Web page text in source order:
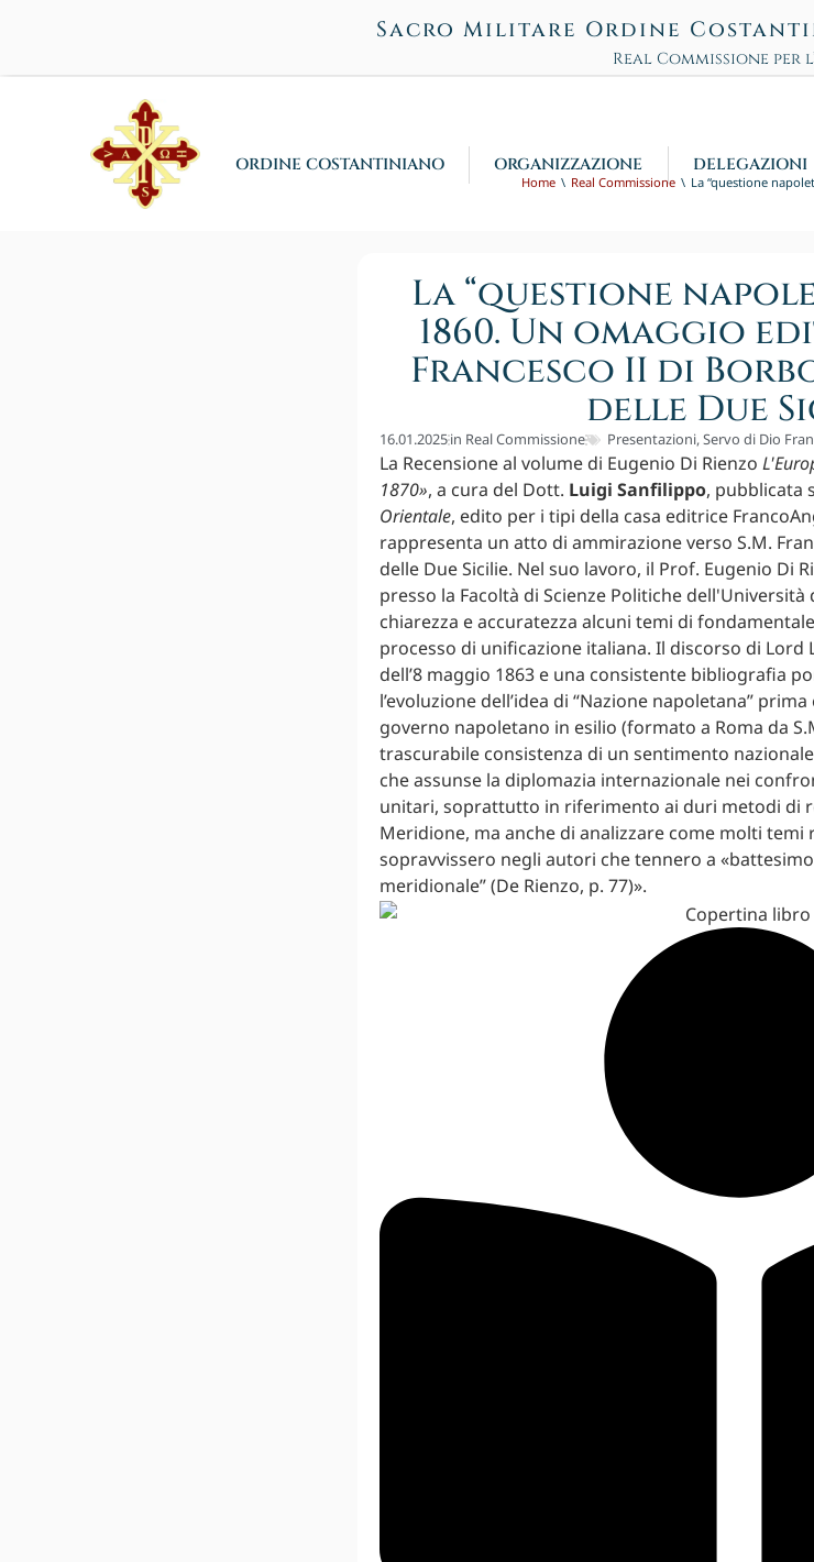
Sacro Militare Ordine
Real Commissione per
ORDINE COSTANTINIANO ORGANIZZAZIONE DELEGAZIONI
Home Real Commissione La “questione
La “questione
1860. Un omaggio
Francesco II di
delle Due
16.01.2025in Real Commissione Presentazioni,Servo di Dio
La Recensione al volume di Eugenio Di Rienzo
1870», a cura del Dott. Luigi Sanfilippo, pubblicata
Orientale, edito per i tipi della casa editrice
rappresenta un atto di ammirazione verso S.M.
delle Due Sicilie. Nel suo lavoro, il Prof. Eugenio Di
presso la Facoltà di Scienze Politiche dell'Università
chiarezza e accuratezza alcuni temi di
processo di unificazione italiana. Il discorso di Lord
dell’8 maggio 1863 e una consistente bibliografia
l’evoluzione dell’idea di “Nazione napoletana”
governo napoletano in esilio (formato a Roma da
trascurabile consistenza di un sentimento
che assunse la diplomazia internazionale nei
unitari, soprattutto in riferimento ai duri metodi di
Meridione, ma anche di analizzare come molti
sopravvissero negli autori che tennero a
meridionale” (De Rienzo, p. 77)».